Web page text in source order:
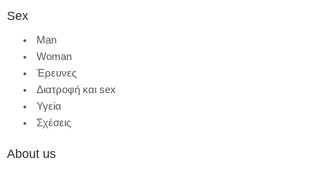
Sex
Man
Woman
Έρευνες
Διατροφή και sex
Υγεία
Σχέσεις
About us